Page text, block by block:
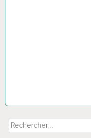
Rechercher :